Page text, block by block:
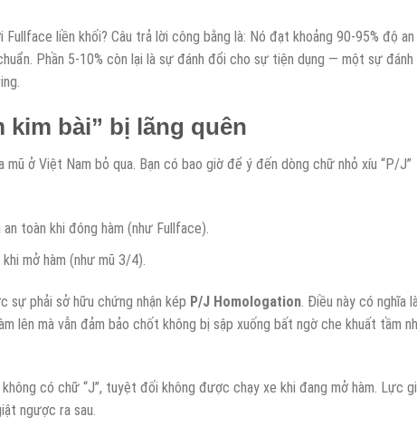
Fullface liền khối? Câu trả lời công bằng là: Nó đạt khoảng 90-95% độ an
Phần 5-10% còn lại là sự đánh đổi cho sự tiện dụng — một sự đánh
kim bài” bị lãng quên
mũ ở Việt Nam bỏ qua. Bạn có bao giờ để ý đến dòng chữ nhỏ xíu “P/J”
toàn khi đóng hàm (như Fullface).
mở hàm (như mũ 3/4).
sự phải sở hữu chứng nhận kép P/J Homologation . Điều này có nghĩa là
lên mà vẫn đảm bảo chốt không bị sập xuống bất ngờ che khuất tầm
có chữ “J”, tuyệt đối không được chạy xe khi đang mở hàm. Lực
ngược ra sau.